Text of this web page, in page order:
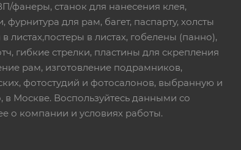
фанеры, станок для нанесения клея,
для рам, багет, паспарту, холсты
листах,постеры в листах, гобелены (панно),
гибкие стрелки, пластины для скрепления
рам, изготовление подрамников,
фотостудий и фотосалонов, выбранную и
Москве. Воспользуйтесь данными со
о компании и условиях работы.